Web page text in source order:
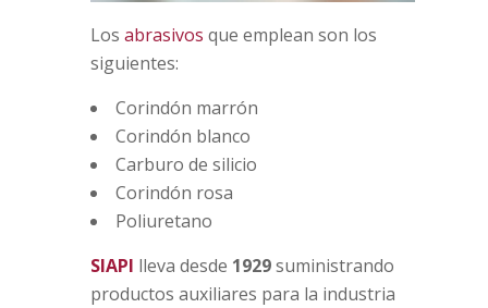
Los abrasivos que emplean son los
siguientes:
Corindón marrón
Corindón blanco
Carburo de silicio
Corindón rosa
Poliuretano
SIAPI lleva desde 1929suministrando
productos auxiliares para la industria